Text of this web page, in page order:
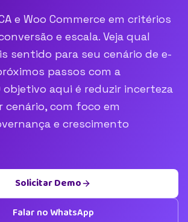
e Woo Commerce em critérios
e escala. Veja qual
sentido para seu cenário de e-
passos com a
objetivo aqui é reduzir incerteza
cenário, com foco em
e crescimento
Solicitar Demo
Falar no WhatsApp